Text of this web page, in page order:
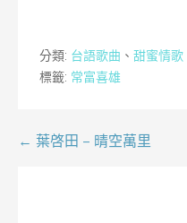
分類: 台語歌曲 、 甜蜜情歌
標籤: 常富喜雄
文← 葉啓田 – 晴空萬里